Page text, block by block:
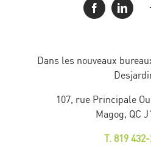
Dans les nouveaux
107, rue Principale
Magog, QC
T. 819